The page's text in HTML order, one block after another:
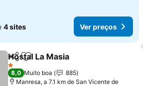
4 sites Ver preços
PartilharAdicionar aos favoritos
Hostal La Masia
1 Estrelas
8,0 Muito boa
885
Manresa, a 7.1 km de San Vicente de